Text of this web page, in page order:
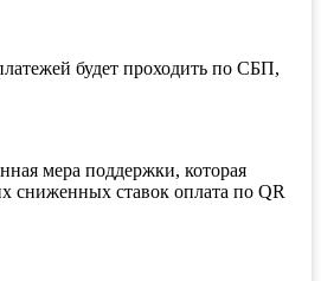
будет проходить по СБП,
мера поддержки, которая
сниженных ставок оплата по QR